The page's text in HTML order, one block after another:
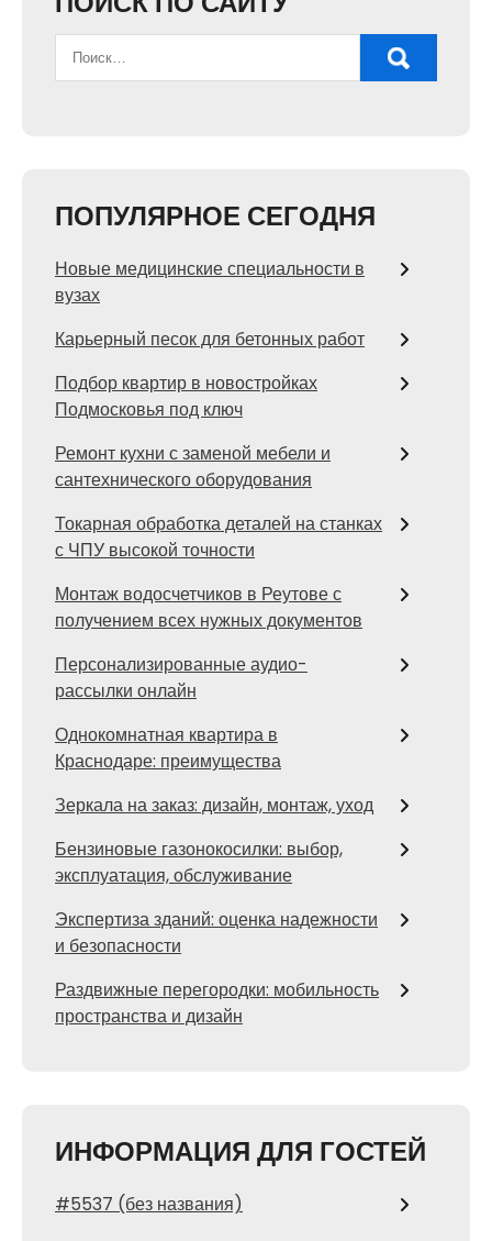
ПОПУЛЯРНОЕ СЕГОДНЯ
Новые медицинские специальности в
вузах
Карьерный песок для бетонных работ
Подбор квартир в новостройках
Подмосковья под ключ
Ремонт кухни с заменой мебели и
сантехнического оборудования
Токарная обработка деталей на станках
с ЧПУ высокой точности
Монтаж водосчетчиков в Реутове с
получением всех нужных документов
Персонализированные аудио-
рассылки онлайн
Однокомнатная квартира в
Краснодаре: преимущества
Зеркала на заказ: дизайн, монтаж, уход
Бензиновые газонокосилки: выбор,
эксплуатация, обслуживание
Экспертиза зданий: оценка надежности
и безопасности
Раздвижные перегородки: мобильность
пространства и дизайн
ИНФОРМАЦИЯ ДЛЯ ГОСТЕЙ
#5537 (без названия)